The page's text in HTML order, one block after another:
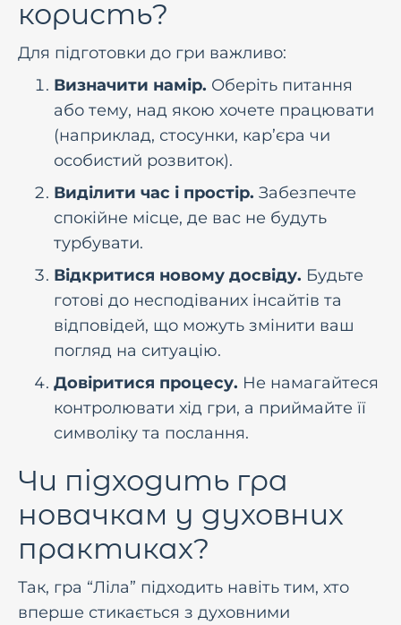
користь?
Для підготовки до гри важливо:
Визначити намір. Оберіть питання
або тему, над якою хочете працювати
(наприклад, стосунки, кар’єра чи
особистий розвиток).
Виділити час і простір. Забезпечте
спокійне місце, де вас не будуть
турбувати.
Відкритися новому досвіду. Будьте
готові до несподіваних інсайтів та
відповідей, що можуть змінити ваш
погляд на ситуацію.
Довіритися процесу. Не намагайтеся
контролювати хід гри, а приймайте її
символіку та послання.
Чи пiдходить гра
новачкам у духовних
практиках?
Так, гра “Ліла” пiдходить навiть тим, хто
вперше стикається з духовними